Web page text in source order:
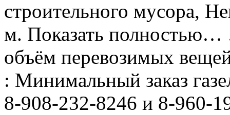
строительного мусора,
м. Показать полностью…
объём перевозимых
: Минимальный заказ
8-908-232-8246 и 8-960-